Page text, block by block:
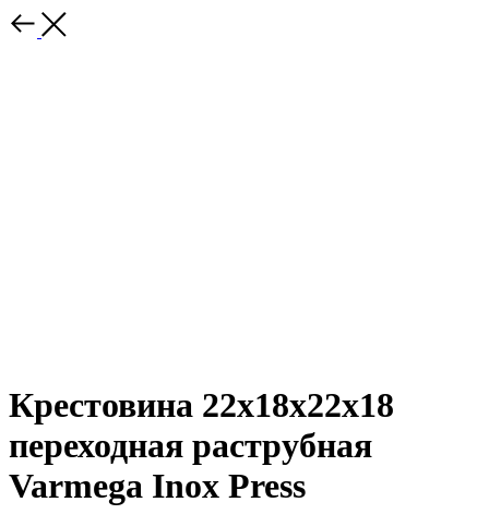
Крестовина 22x18x22x18
переходная раструбная
Varmega Inox Press